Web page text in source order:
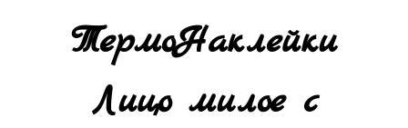
ТермоНаклейки
Лицо милое с